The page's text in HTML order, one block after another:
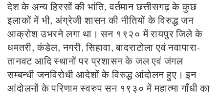
देश के अन्य हिस्सों की भांति, वर्तमान छत्तीसगढ़ के कुछ
इलाकों में भी, अंग्रेजी शासन की नीतियों के विरुद्ध जन
आक्रोश उभरने लगा था। सन १९२० में रायपुर जिले के
धमतरी, कंडेल, नगरी, सिहावा, बादराटोला एवं नवापारा-
तानवट आदि स्थानों पर प्रशासन के जल एवं जंगल
सम्बन्धी जनविरोधी आदेशों के विरुद्ध आंदोलन हुए। इन
आंदोलनों के परिणाम स्वरुप सन १९३० में महात्मा गाँधी का